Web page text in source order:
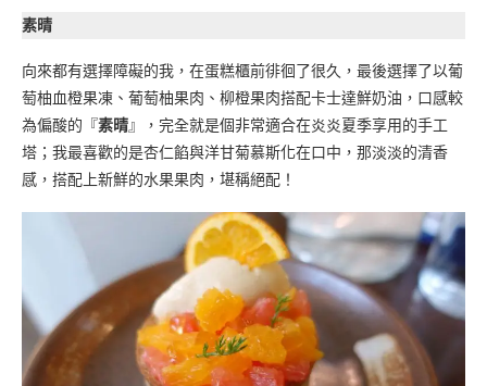
素晴
向來都有選擇障礙的我，在蛋糕櫃前徘徊了很久，最後選擇了以葡
萄柚血橙果凍、葡萄柚果肉、柳橙果肉搭配卡士達鮮奶油，口感較
為偏酸的『素晴』，完全就是個非常適合在炎炎夏季享用的手工
塔；我最喜歡的是杏仁餡與洋甘菊慕斯化在口中，那淡淡的清香
感，搭配上新鮮的水果果肉，堪稱絕配！